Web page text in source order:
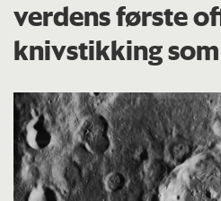
verdens første
knivstikking